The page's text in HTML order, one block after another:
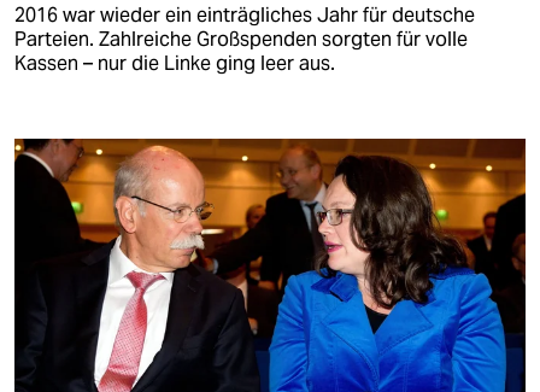
2016 war wieder ein einträgliches Jahr für deutsche
Parteien. Zahlreiche Großspenden sorgten für volle
Kassen – nur die Linke ging leer aus.